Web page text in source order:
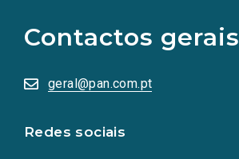
Contactos gerais
geral@pan.com.pt
Redes sociais
redes
sociais
numa
nova